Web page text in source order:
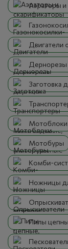
Аэраторы
Двигатели
Дернорезы
Заготовка
Мотоблоки
Мотобуры
Комби-
Ножницы
Пилы